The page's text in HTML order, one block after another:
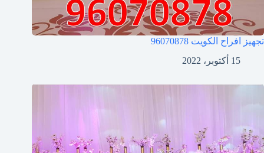
تجهيز افراح الكويت 96070878
15 أكتوبر، 2022